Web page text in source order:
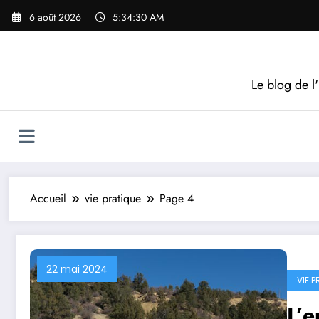
Aller
6 août 2026 5:34:31 AM
Le blog de
Accueil vie pratique Page 4
22 mai 2024
VIE